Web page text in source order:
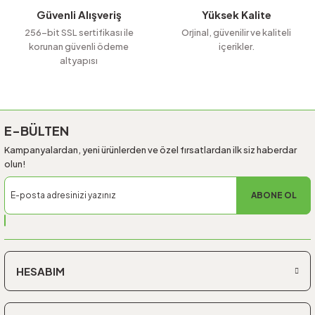
Güvenli Alışveriş
256-bit SSL sertifikası ile
korunan güvenli ödeme
altyapısı
Yüksek Kalite
Orjinal, güvenilir ve kaliteli
içerikler.
E-BÜLTEN
Kampanyalardan, yeni ürünlerden ve özel fırsatlardan ilk siz haberdar
olun!
ABONE OL
HESABIM